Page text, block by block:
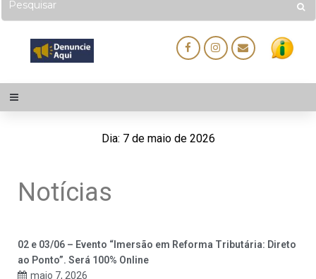
Dia: 7 de maio de 2026
Notícias
02 e 03/06 – Evento “Imersão em Reforma Tributária: Direto
ao Ponto”. Será 100% Online
maio 7, 2026